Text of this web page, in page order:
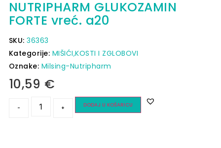
NUTRIPHARM GLUKOZAMIN
FORTE vreć. a20
SKU:36363
Kategorije: MIŠIĆI,KOSTI I ZGLOBOVI
Oznake: Milsing-Nutripharm
10,59 €
- + DODAJ U KOŠARICU